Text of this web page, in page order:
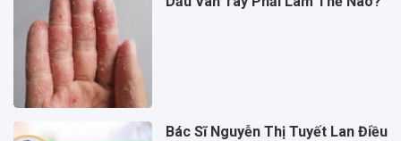
Bác Sĩ Nguyễn Thị Tuyết Lan Điều